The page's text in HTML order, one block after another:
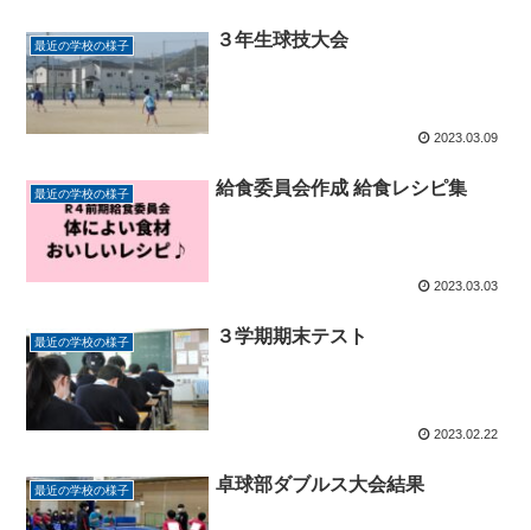
最近の学校の様子 ３年生球技大会
2023.03.09
最近の学校の様子 給食委員会作成 給食レシピ集
2023.03.03
最近の学校の様子 ３学期期末テスト
2023.02.22
最近の学校の様子 卓球部ダブルス大会結果